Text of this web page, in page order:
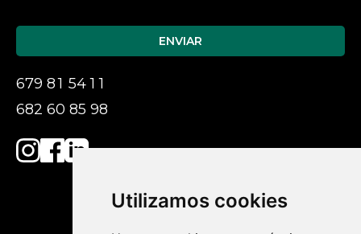
Utilizamos cookies
este
campo
679 81 5411
682 60 85 98